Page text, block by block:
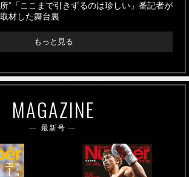
所”「ここまで引きずるのは珍しい」番記者が
取材した舞台裏
もっと見る
MAGAZINE
最新号